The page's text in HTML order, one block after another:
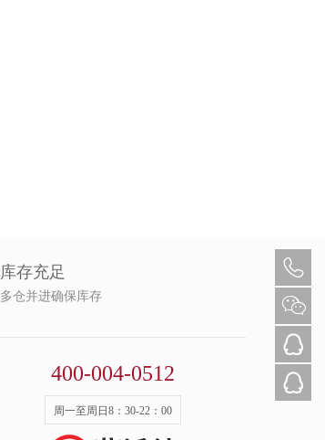
库存充足
多仓并进确保库存
400-004-0512
周一至周日8：30-22：00